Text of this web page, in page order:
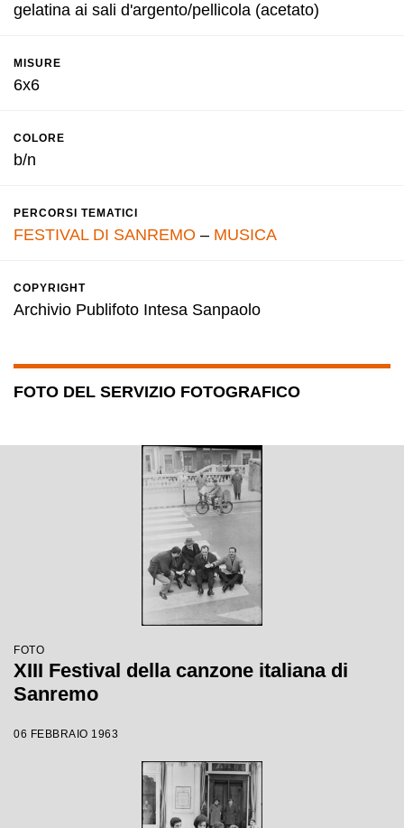
gelatina ai sali d'argento/pellicola (acetato)
MISURE
6x6
COLORE
b/n
PERCORSI TEMATICI
FESTIVAL DI SANREMO – MUSICA
COPYRIGHT
Archivio Publifoto Intesa Sanpaolo
FOTO DEL SERVIZIO FOTOGRAFICO
FOTO
XIII Festival della canzone italiana di
Sanremo
06 FEBBRAIO 1963